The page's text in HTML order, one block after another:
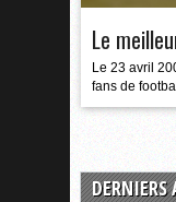
Le
Le 23 avril
fans de
DERNIERS